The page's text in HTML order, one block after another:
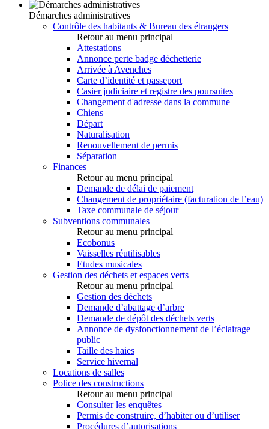
Démarches administratives
Contrôle des habitants & Bureau des étrangers
Retour au menu principal
Attestations
Annonce perte badge déchetterie
Arrivée à Avenches
Carte d’identité et passeport
Casier judiciaire et registre des poursuites
Changement d'adresse dans la commune
Chiens
Départ
Naturalisation
Renouvellement de permis
Séparation
Finances
Retour au menu principal
Demande de délai de paiement
Changement de propriétaire (facturation de l’eau)
Taxe communale de séjour
Subventions communales
Retour au menu principal
Ecobonus
Vaisselles réutilisables
Etudes musicales
Gestion des déchets et espaces verts
Retour au menu principal
Gestion des déchets
Demande d’abattage d’arbre
Demande de dépôt des déchets verts
Annonce de dysfonctionnement de l’éclairage
public
Taille des haies
Service hivernal
Locations de salles
Police des constructions
Retour au menu principal
Consulter les enquêtes
Permis de construire, d’habiter ou d’utiliser
Procédures d’autorisations